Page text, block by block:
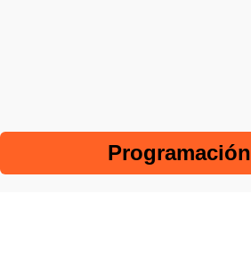
Programación